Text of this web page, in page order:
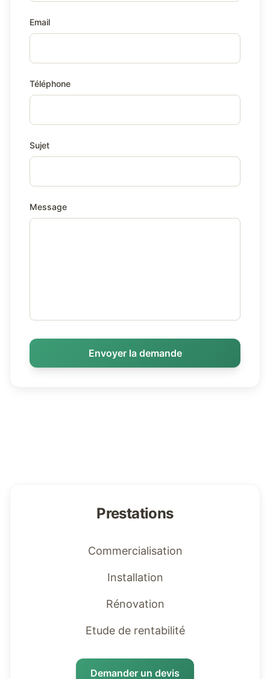
Email
Téléphone
Sujet
Message
Envoyer la demande
Prestations
Commercialisation
Installation
Rénovation
Etude de rentabilité
Demander un devis